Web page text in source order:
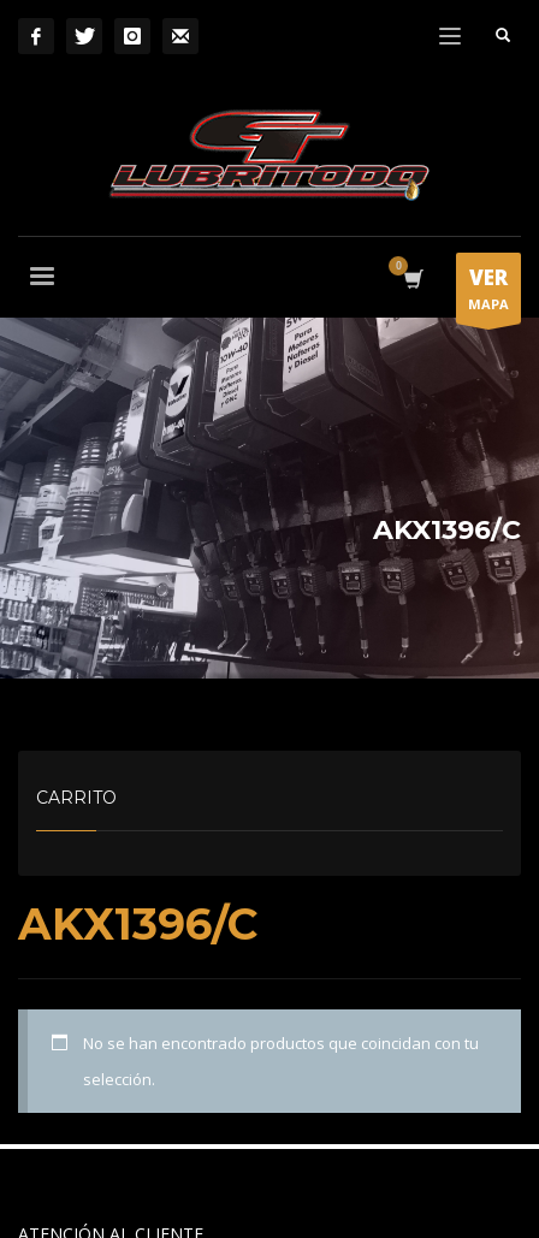
VER
MAPA
AKX1396/C
AKX1396/C
No se han encontrado productos que coincidan con tu
selección.
CARRITO